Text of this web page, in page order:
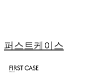
퍼스트케이스